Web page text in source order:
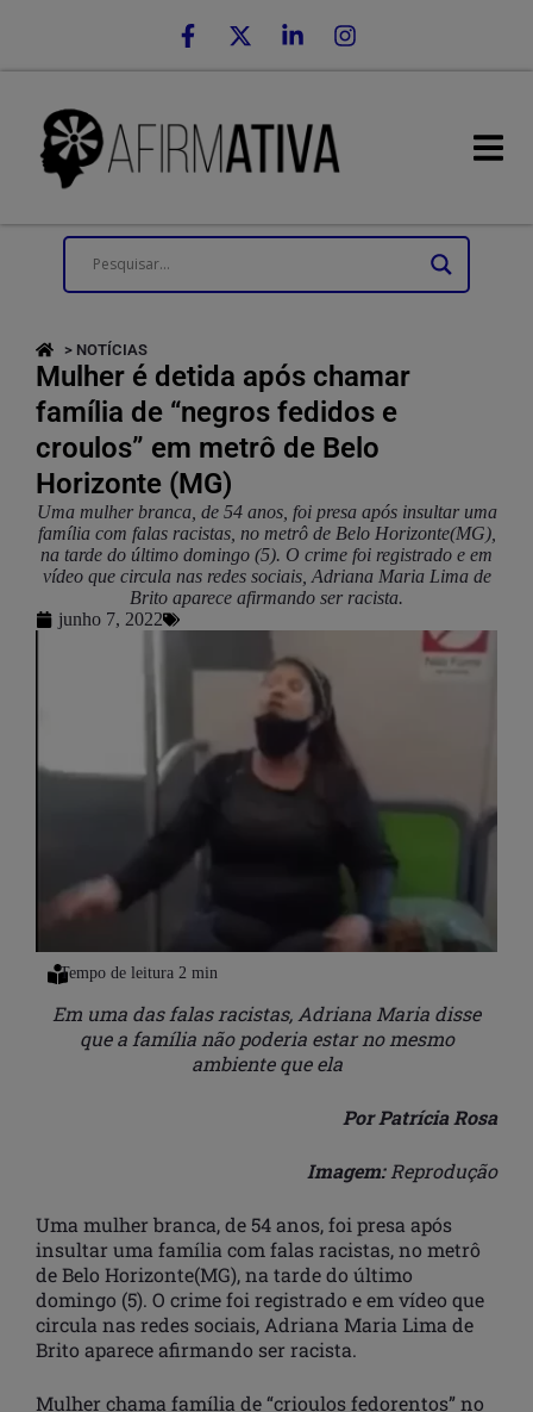
> NOTÍCIAS
Mulher é detida após chamar
família de “negros fedidos e
croulos” em metrô de Belo
Horizonte (MG)
Uma mulher branca, de 54 anos, foi presa após insultar uma
família com falas racistas, no metrô de Belo Horizonte(MG),
na tarde do último domingo (5). O crime foi registrado e em
vídeo que circula nas redes sociais, Adriana Maria Lima de
Brito aparece afirmando ser racista.
junho 7, 2022
Em uma das falas racistas, Adriana Maria disse
que a família não poderia estar no mesmo
ambiente que ela
Por Patrícia Rosa
Imagem: Reprodução
Uma mulher branca, de 54 anos, foi presa após
insultar uma família com falas racistas, no metrô
de Belo Horizonte(MG), na tarde do último
domingo (5). O crime foi registrado e em vídeo que
circula nas redes sociais, Adriana Maria Lima de
Brito aparece afirmando ser racista.
Mulher chama família de “crioulos fedorentos” no